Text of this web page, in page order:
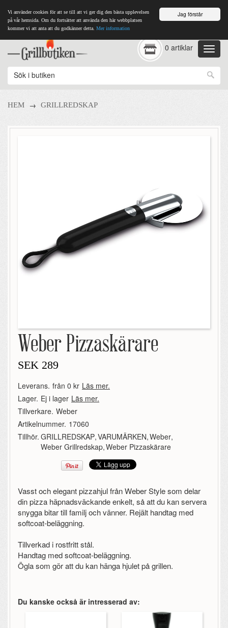
Jag förstår
Vi använder cookies för att se till att vi ger dig den bästa upplevelsen
på vår hemsida. Om du fortsätter att använda den här webbplatsen
kommer vi att anta att du godkänner detta. Mer information
0 artiklar
HEM → GRILLREDSKAP
Weber Pizzaskärare
SEK 289
Leverans. från 0 kr Läs mer.
Lager. Ej i lager Läs mer.
Tillverkare. Weber
Artikelnummer. 17060
Tillhör. GRILLREDSKAP,VARUMÄRKEN,Weber,
Weber Grillredskap,Weber Pizzaskärare
Vasst och elegant pizzahjul från Weber Style som delar
din pizza häpnadsväckande enkelt, så att du kan servera
snygga bitar till familj och vänner. Rejält handtag med
softcoat-beläggning.
Tillverkad i rostfritt stål.
Handtag med softcoat-beläggning.
Ögla som gör att du kan hänga hjulet på grillen.
Du kanske också är intresserad av: